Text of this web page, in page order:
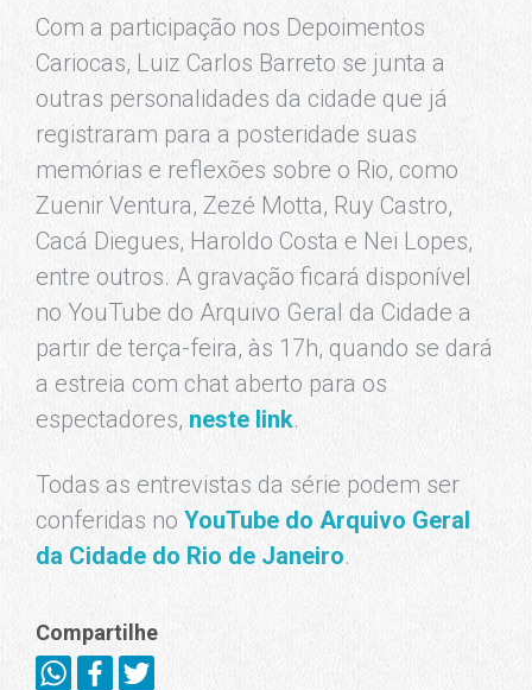
Com a participação nos Depoimentos
Cariocas, Luiz Carlos Barreto se junta a
outras personalidades da cidade que já
registraram para a posteridade suas
memórias e reflexões sobre o Rio, como
Zuenir Ventura, Zezé Motta, Ruy Castro,
Cacá Diegues, Haroldo Costa e Nei Lopes,
entre outros. A gravação ficará disponível
no YouTube do Arquivo Geral da Cidade a
partir de terça-feira, às 17h, quando se dará
a estreia com chat aberto para os
espectadores, neste link.
Todas as entrevistas da série podem ser
conferidas no YouTube do Arquivo Geral
da Cidade do Rio de Janeiro.
Compartilhe